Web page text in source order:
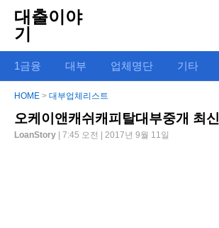
대출이야
기
1금융 대부 업체명단 기타
HOME > 대부업체리스트
오케이앤캐쉬캐피탈대부중개 최신
LoanStory | 7:45 오전 | 2017년 9월 11일